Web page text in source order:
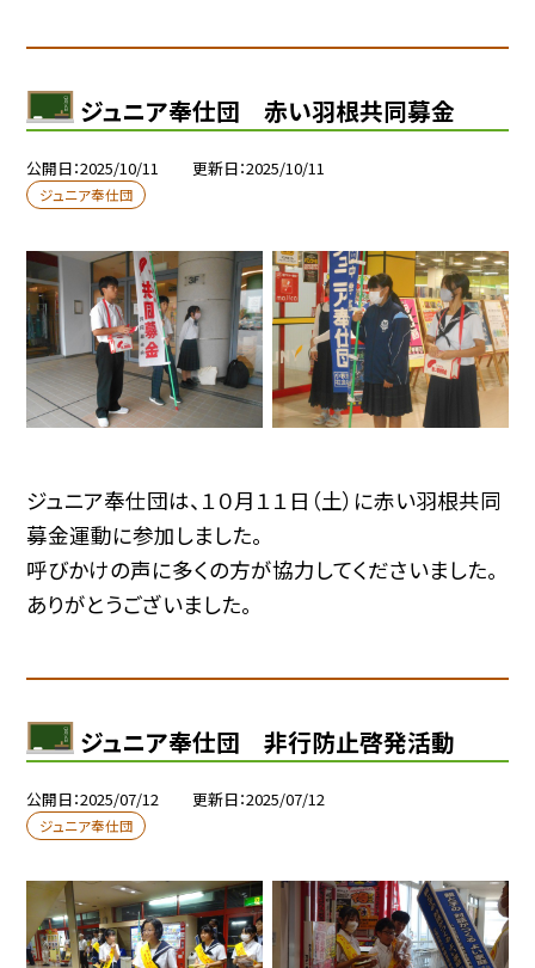
ジュニア奉仕団 赤い羽根共同募金
公開日 2025/10/11 更新日 2025/10/11
ジュニア奉仕団
ジュニア奉仕団は、１０月１１日（土）に赤い羽根共同
募金運動に参加しました。
呼びかけの声に多くの方が協力してくださいました。
ありがとうございました。
ジュニア奉仕団 非行防止啓発活動
公開日 2025/07/12 更新日 2025/07/12
ジュニア奉仕団